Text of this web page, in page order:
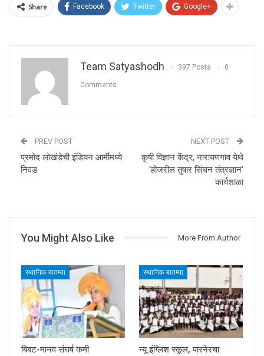
Share Facebook Twitter Google+
Team Satyashodh 397 Posts 0
Comments
PREV POST
प्रमोद लोखंडेची इंडियन आर्मीमध्ये
निवड
NEXT POST
कृषी विज्ञान केंद्र, नारायणगाव येथे
‘होजरील तुषार सिंचन तंत्रज्ञान’
कार्यशाळा
You Might Also Like More From Author
स्थानिक बातम्या
बिबट-मानव संघर्ष कमी
स्थानिक बातम्या
न्यू इंग्लिश स्कूल, पारनेरचा